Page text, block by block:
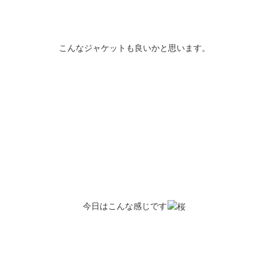
こんなジャケットも良いかと思います。
今日はこんな感じです